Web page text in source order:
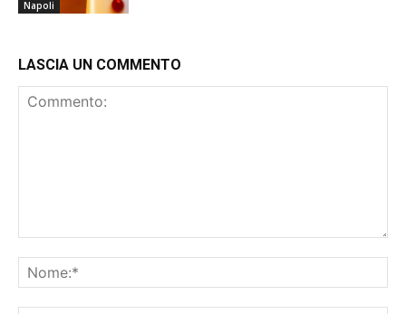
Napoli
LASCIA UN COMMENTO